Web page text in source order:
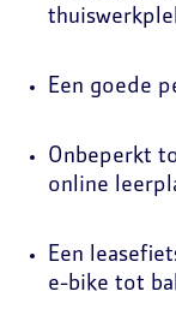
Een goede
Onbeperkt
online
Een
e-bike tot